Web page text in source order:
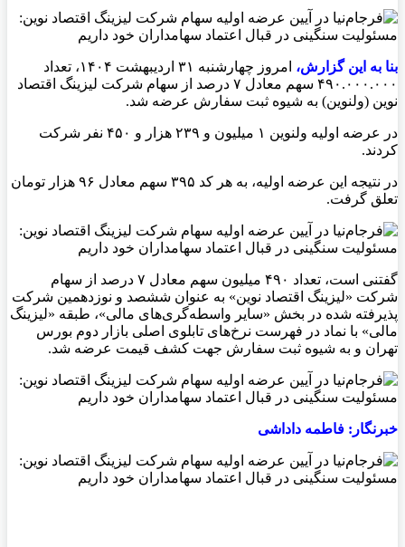
بنا به این گزارش،
امروز چهارشنبه ۳۱ اردیبهشت ۱۴۰۴، تعداد
۴۹۰.۰۰۰.۰۰۰ سهم معادل ۷ درصد از سهام شرکت لیزینگ اقتصاد
نوین (ولنوین) به شیوه ثبت سفارش عرضه شد.
در عرضه اولیه ولنوین ۱ میلیون و ۲۳۹ هزار و ۴۵۰ نفر شرکت
کردند.
در نتیجه این عرضه اولیه، به هر کد ۳۹۵ سهم معادل ۹۶ هزار تومان
تعلق گرفت.
گفتنی است، تعداد ۴۹۰ میلیون سهم معادل ۷ درصد از سهام
شرکت «لیزینگ اقتصاد نوین» به عنوان ششصد و نوزدهمین شرکت
پذیرفته شده در بخش «سایر واسطه‌گری‌های مالی»، طبقه «لیزینگ
مالی» با نماد در فهرست نرخ‌های تابلوی اصلی بازار دوم بورس
تهران و به شیوه ثبت سفارش جهت کشف قیمت عرضه شد.
خبرنگار: فاطمه داداشی